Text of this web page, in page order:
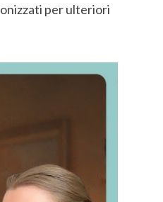
per ulteriori